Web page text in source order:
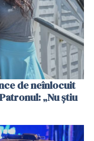
de neînlocuit
„Nu știu